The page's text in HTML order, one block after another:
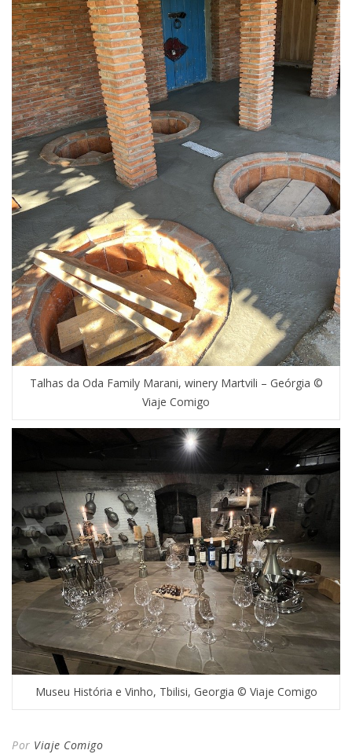
Talhas da Oda Family Marani, winery Martvili – Geórgia ©
Viaje Comigo
Museu História e Vinho, Tbilisi, Georgia © Viaje Comigo
Por Viaje Comigo